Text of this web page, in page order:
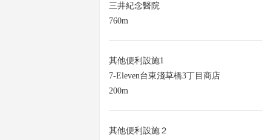
三井紀念醫院
760m
其他便利設施1
7-Eleven台東淺草橋3丁目商店
200m
其他便利設施２